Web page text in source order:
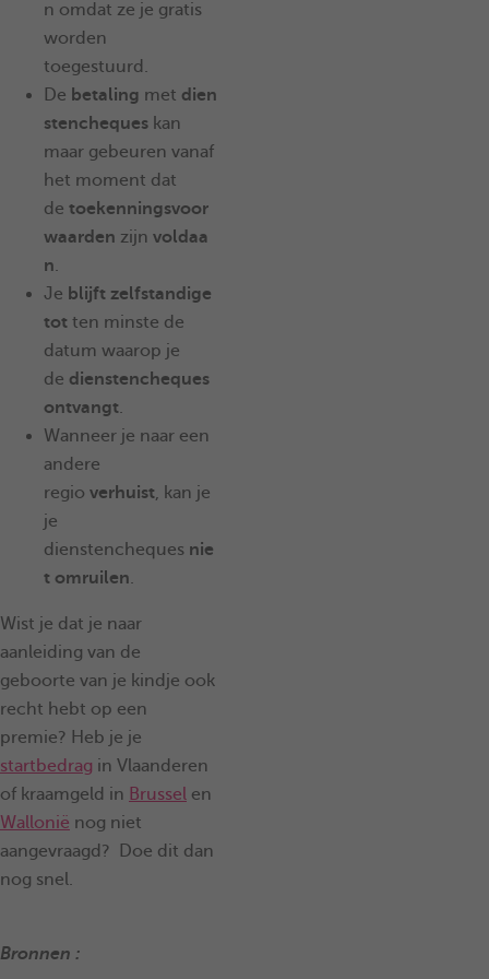
n omdat ze je gratis
worden
toegestuurd.
De betaling met dien
stencheques kan
maar gebeuren vanaf
het moment dat
de toekenningsvoor
waarden zijn voldaa
n.
Je blijft zelfstandige
tot ten minste de
datum waarop je
de dienstencheques
ontvangt.
Wanneer je naar een
andere
regio verhuist, kan je
je
dienstencheques nie
t omruilen.
Wist je dat je naar
aanleiding van de
geboorte van je kindje ook
recht hebt op een
premie? Heb je je
startbedrag in Vlaanderen
of kraamgeld in Brussel en
Wallonië nog niet
aangevraagd? Doe dit dan
nog snel.
Bronnen :